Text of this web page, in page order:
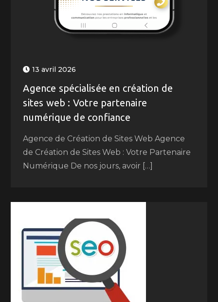
13 avril 2026
Agence spécialisée en création de
sites web : Votre partenaire
numérique de confiance
Agence de Création de Sites Web Agence
de Création de Sites Web : Votre Partenaire
Numérique De nos jours, avoir […]